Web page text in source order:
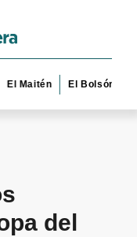
El Bolsón Esquel
del